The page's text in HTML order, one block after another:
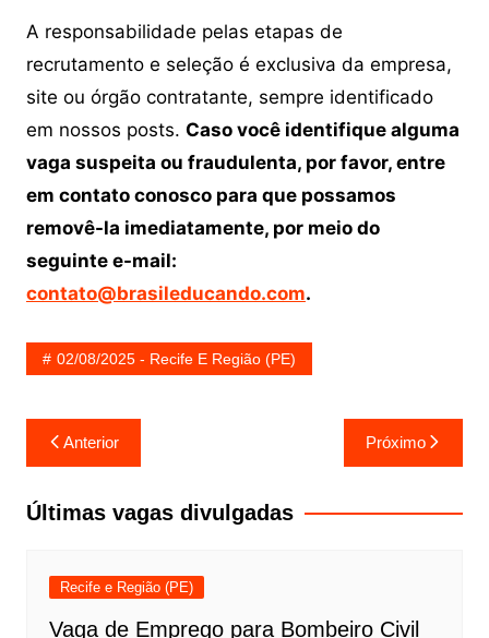
A responsabilidade pelas etapas de
recrutamento e seleção é exclusiva da empresa,
site ou órgão contratante, sempre identificado
em nossos posts. Caso você identifique alguma
vaga suspeita ou fraudulenta, por favor, entre
em contato conosco para que possamos
removê-la imediatamente, por meio do
seguinte e-mail:
contato@brasileducando.com.
02/08/2025 - Recife E Região (PE)
Navegação
de
Post
Anterior Próximo
Últimas vagas divulgadas
Recife e Região (PE)
Vaga de Emprego para Bombeiro Civil